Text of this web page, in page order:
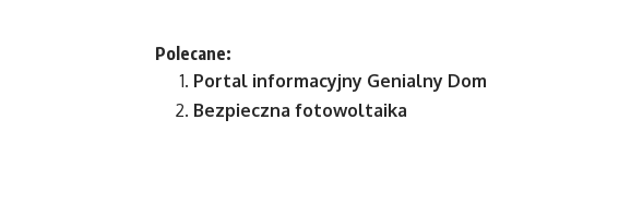
Polecane:
Portal informacyjny Genialny Dom
Bezpieczna fotowoltaika